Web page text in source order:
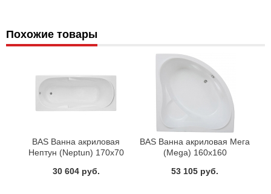
Похожие товары
BAS Ванна акриловая
Нептун (Neptun) 170х70
30 604 руб.
BAS Ванна акриловая Мега
(Mega) 160х160
53 105 руб.